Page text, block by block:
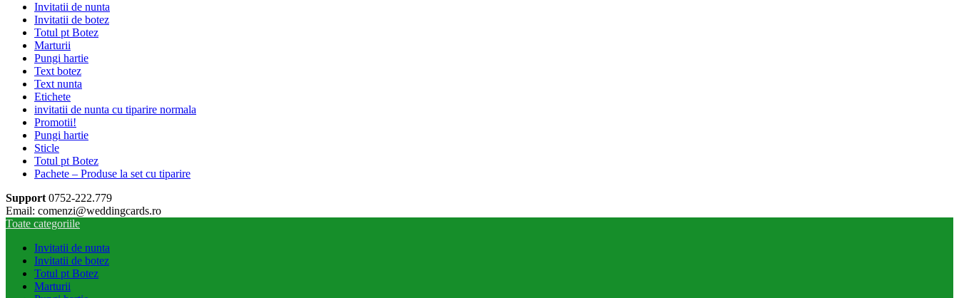
Invitatii de nunta
Invitatii de botez
Totul pt Botez
Marturii
Pungi hartie
Text botez
Text nunta
Etichete
invitatii de nunta cu tiparire normala
Promotii!
Pungi hartie
Sticle
Totul pt Botez
Pachete – Produse la set cu tiparire
Support 0752-222.779
Email: comenzi@weddingcards.ro
Toate categoriile
Invitatii de nunta
Invitatii de botez
Totul pt Botez
Marturii